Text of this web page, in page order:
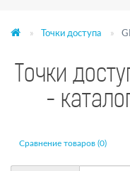
Точки доступа
Точки
-
Сравнение товаров (0)